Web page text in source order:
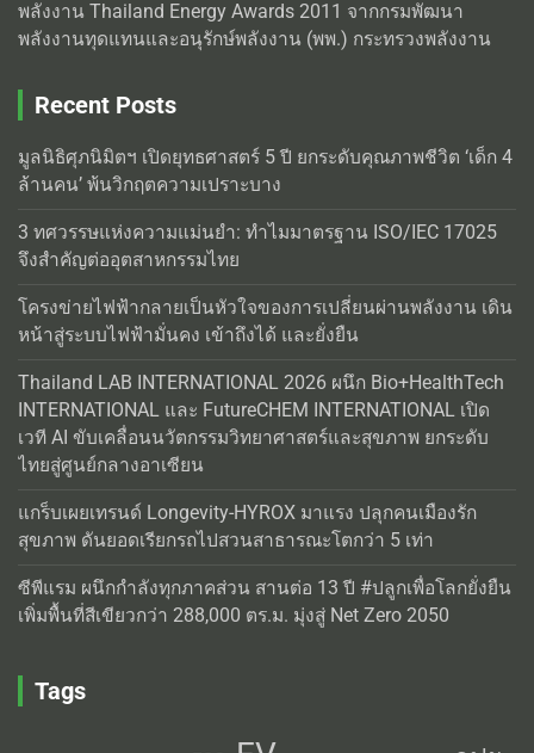
พลังงาน Thailand Energy Awards 2011 จากกรมพัฒนา
พลังงานทุดแทนและอนุรักษ์พลังงาน (พพ.) กระทรวงพลังงาน
Recent Posts
มูลนิธิศุภนิมิตฯ เปิดยุทธศาสตร์ 5 ปี ยกระดับคุณภาพชีวิต ‘เด็ก 4
ล้านคน’ พ้นวิกฤตความเปราะบาง
3 ทศวรรษแห่งความแม่นยำ: ทำไมมาตรฐาน ISO/IEC 17025
จึงสำคัญต่ออุตสาหกรรมไทย
โครงข่ายไฟฟ้ากลายเป็นหัวใจของการเปลี่ยนผ่านพลังงาน เดิน
หน้าสู่ระบบไฟฟ้ามั่นคง เข้าถึงได้ และยั่งยืน
Thailand LAB INTERNATIONAL 2026 ผนึก Bio+HealthTech
INTERNATIONAL และ FutureCHEM INTERNATIONAL เปิด
เวที AI ขับเคลื่อนนวัตกรรมวิทยาศาสตร์และสุขภาพ ยกระดับ
ไทยสู่ศูนย์กลางอาเซียน
แกร็บเผยเทรนด์ Longevity-HYROX มาแรง ปลุกคนเมืองรัก
สุขภาพ ดันยอดเรียกรถไปสวนสาธารณะโตกว่า 5 เท่า
ซีพีแรม ผนึกกำลังทุกภาคส่วน สานต่อ 13 ปี #ปลูกเพื่อโลกยั่งยืน
เพิ่มพื้นที่สีเขียวกว่า 288,000 ตร.ม. มุ่งสู่ Net Zero 2050
Tags